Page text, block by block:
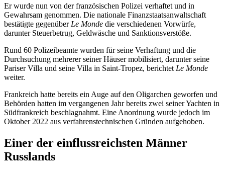
Er wurde nun von der französischen Polizei verhaftet und in
Gewahrsam genommen. Die nationale Finanzstaatsanwaltschaft
bestätigte gegenüber Le Monde die verschiedenen Vorwürfe,
darunter Steuerbetrug, Geldwäsche und Sanktionsverstöße.
Rund 60 Polizeibeamte wurden für seine Verhaftung und die
Durchsuchung mehrerer seiner Häuser mobilisiert, darunter seine
Pariser Villa und seine Villa in Saint-Tropez, berichtet Le Monde
weiter.
Frankreich hatte bereits ein Auge auf den Oligarchen geworfen und
Behörden hatten im vergangenen Jahr bereits zwei seiner Yachten in
Südfrankreich beschlagnahmt. Eine Anordnung wurde jedoch im
Oktober 2022 aus verfahrenstechnischen Gründen aufgehoben.
Einer der einflussreichsten Männer
Russlands